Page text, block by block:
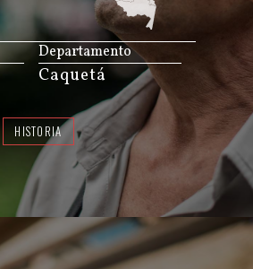
JS map by amCharts
Departamento
Caquetá
HISTORIA